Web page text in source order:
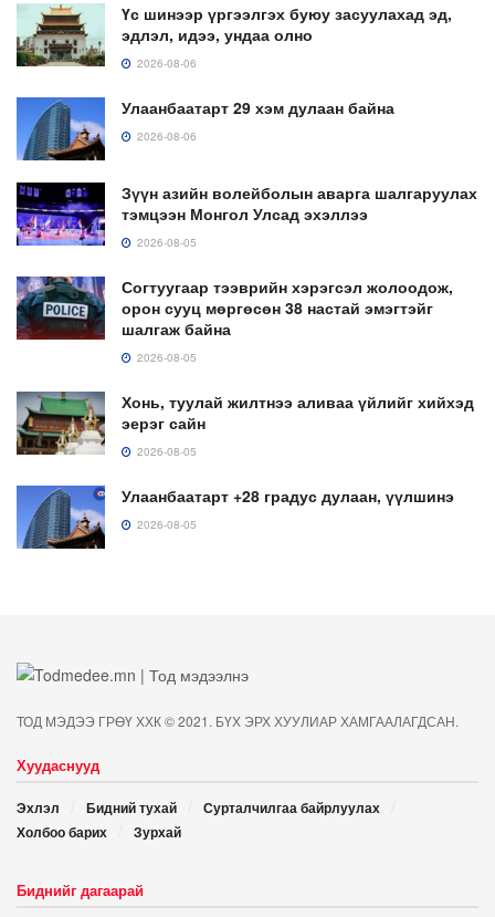
Үс шинээр үргээлгэх буюу засуулахад эд,
эдлэл, идээ, ундаа олно
2026-08-06
Улаанбаатарт 29 хэм дулаан байна
2026-08-06
Зүүн азийн волейболын аварга шалгаруулах
тэмцээн Монгол Улсад эхэллээ
2026-08-05
Согтуугаар тээврийн хэрэгсэл жолоодож,
орон сууц мөргөсөн 38 настай эмэгтэйг
шалгаж байна
2026-08-05
Хонь, туулай жилтнээ аливаа үйлийг хийхэд
эерэг сайн
2026-08-05
Улаанбаатарт +28 градус дулаан, үүлшинэ
2026-08-05
ТОД МЭДЭЭ ГРӨҮ ХХК © 2021. БҮХ ЭРХ ХУУЛИАР ХАМГААЛАГДСАН.
Хуудаснууд
Эхлэл Бидний тухай
Сурталчилгаа байрлуулах
Холбоо барих
Зурхай
Биднийг дагаарай